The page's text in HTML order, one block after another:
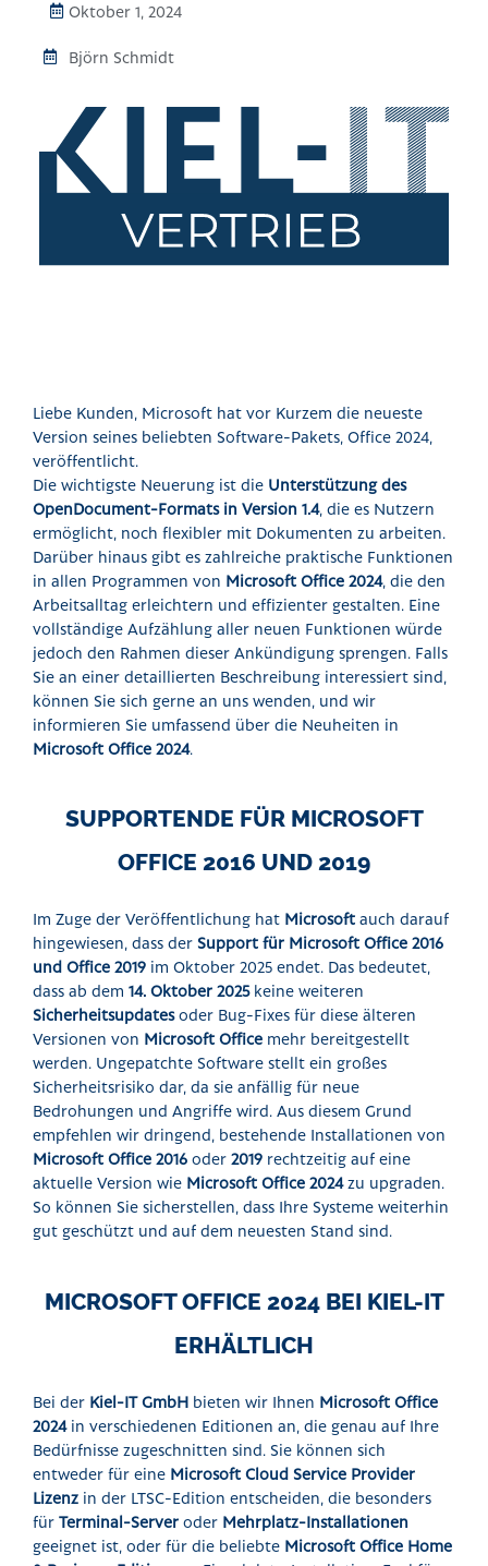
Oktober 1, 2024
Björn Schmidt
Liebe Kunden, Microsoft hat vor Kurzem die neueste
Version seines beliebten Software-Pakets, Office 2024,
veröffentlicht.
Die wichtigste Neuerung ist die Unterstützung des
OpenDocument-Formats in Version 1.4, die es Nutzern
ermöglicht, noch flexibler mit Dokumenten zu arbeiten.
Darüber hinaus gibt es zahlreiche praktische Funktionen
in allen Programmen von Microsoft Office 2024, die den
Arbeitsalltag erleichtern und effizienter gestalten. Eine
vollständige Aufzählung aller neuen Funktionen würde
jedoch den Rahmen dieser Ankündigung sprengen. Falls
Sie an einer detaillierten Beschreibung interessiert sind,
können Sie sich gerne an uns wenden, und wir
informieren Sie umfassend über die Neuheiten in
Microsoft Office 2024.
SUPPORTENDE FÜR MICROSOFT
OFFICE 2016 UND 2019
Im Zuge der Veröffentlichung hat Microsoft auch darauf
hingewiesen, dass der Support für Microsoft Office 2016
und Office 2019 im Oktober 2025 endet. Das bedeutet,
dass ab dem 14. Oktober 2025keine weiteren
Sicherheitsupdatesoder Bug-Fixes für diese älteren
Versionen von Microsoft Office mehr bereitgestellt
werden. Ungepatchte Software stellt ein großes
Sicherheitsrisiko dar, da sie anfällig für neue
Bedrohungen und Angriffe wird. Aus diesem Grund
empfehlen wir dringend, bestehende Installationen von
Microsoft Office 2016 oder 2019 rechtzeitig auf eine
aktuelle Version wie Microsoft Office 2024zu upgraden.
So können Sie sicherstellen, dass Ihre Systeme weiterhin
gut geschützt und auf dem neuesten Stand sind.
MICROSOFT OFFICE 2024 BEI KIEL-IT
ERHÄLTLICH
Bei der Kiel-IT GmbH bieten wir Ihnen Microsoft Office
2024in verschiedenen Editionen an, die genau auf Ihre
Bedürfnisse zugeschnitten sind. Sie können sich
entweder für eine Microsoft Cloud Service Provider
Lizenz in der LTSC-Edition entscheiden, die besonders
für Terminal-Server oder Mehrplatz-Installationen
geeignet ist, oder für die beliebte Microsoft Office Home